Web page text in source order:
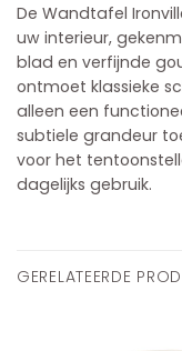
De Wandtafel
uw interieur,
blad en verfijnde
ontmoet klassieke
alleen een
subtiele grandeur
voor het
dagelijks gebruik.
GERELATEERDE